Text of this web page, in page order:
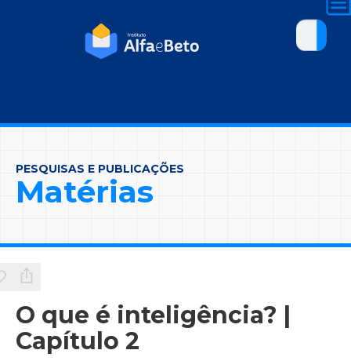
PESQUISAS E PUBLICAÇÕES
Matérias
O que é inteligência? |
Capítulo 2